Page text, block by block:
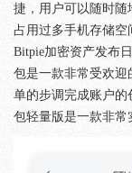
捷，用户可以随时随
占用过多手机存储
Bitpie加密资产发布
包是一款非常受欢
单的步调完成账户
包轻量版是一款非常